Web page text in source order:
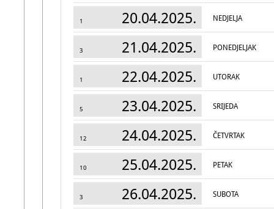
1 20.04.2025. NEDJELJA
3 21.04.2025. PONEDJELJAK
1 22.04.2025. UTORAK
5 23.04.2025. SRIJEDA
12 24.04.2025. ČETVRTAK
10 25.04.2025. PETAK
3 26.04.2025. SUBOTA